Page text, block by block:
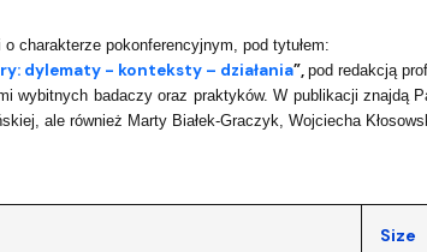
charakterze pokonferencyjnym, pod tytułem:
dylematy - konteksty – działania”, pod redakcją
wybitnych badaczy oraz praktyków. W publikacji znajdą
ale również Marty Białek-Graczyk, Wojciecha
Size